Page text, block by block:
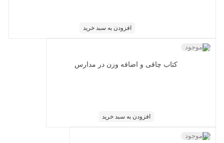
افزودن به سبد خرید
کتاب چاقی و اضافه وزن در مدارس
ناموجود
افزودن به سبد خرید
ناموجود